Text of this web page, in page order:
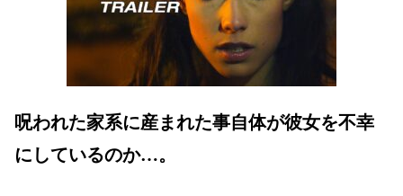
呪われた家系に産まれた事自体が彼女を不幸
にしているのか…。